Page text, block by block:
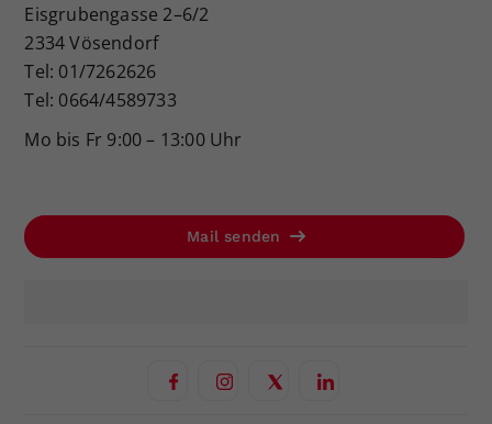
Eisgrubengasse 2–6/2
2334 Vösendorf
Tel: 01/7262626
Tel: 0664/4589733
Mo bis Fr 9:00 – 13:00 Uhr
Mail senden